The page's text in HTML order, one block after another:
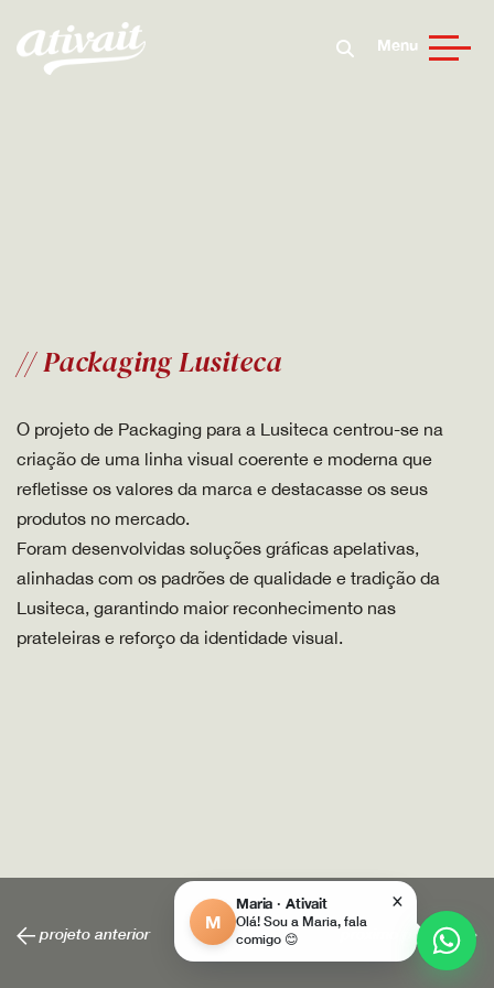
Menu
// Packaging Lusiteca
O projeto de Packaging para a Lusiteca centrou-se na
criação de uma linha visual coerente e moderna que
refletisse os valores da marca e destacasse os seus
produtos no mercado.
Foram desenvolvidas soluções gráficas apelativas,
alinhadas com os padrões de qualidade e tradição da
Lusiteca, garantindo maior reconhecimento nas
prateleiras e reforço da identidade visual.
projeto anterior próximo projeto
×
M
Maria · Ativait
Olá! Sou a Maria, fala
comigo 😊